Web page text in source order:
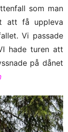
som man
att få uppleva
Vi passade
hade turen att
på dånet